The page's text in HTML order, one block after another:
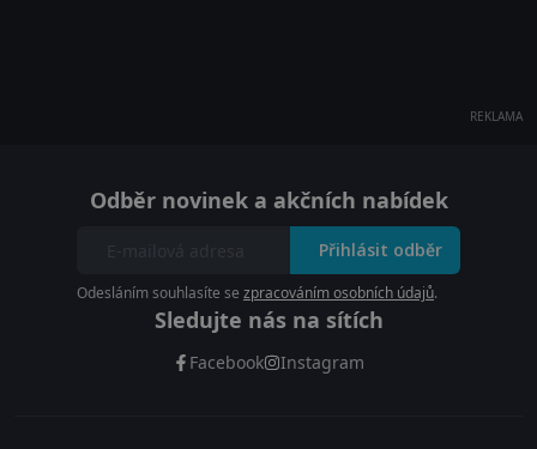
REKLAMA
Odběr novinek a akčních nabídek
Přihlásit odběr
Odesláním souhlasíte se zpracováním osobních údajů.
Sledujte nás na sítích
Facebook Instagram